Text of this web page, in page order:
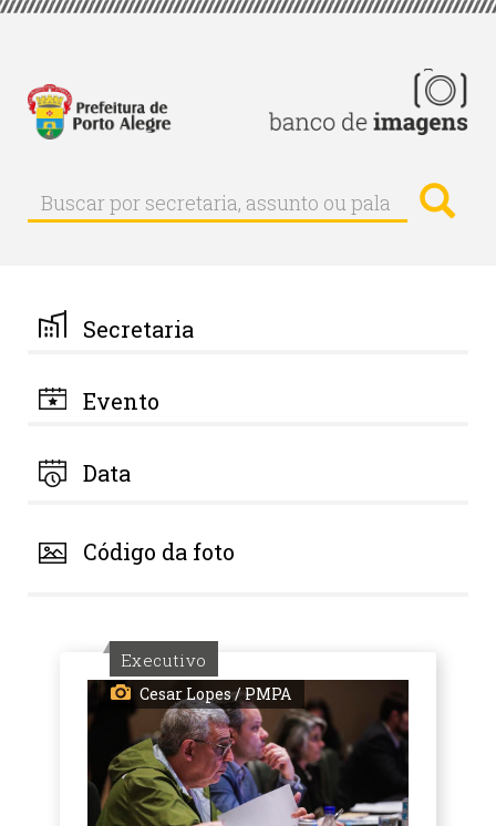
Pular
principal
Buscar
Buscar
por
palavra-
chave
Secretaria
Evento
Data
Código da foto
Executivo
Cesar Lopes / PMPA